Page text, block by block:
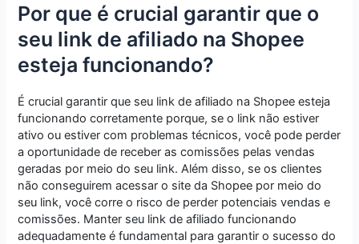
Por que é crucial garantir que o
seu link de afiliado na Shopee
esteja funcionando?
É crucial garantir que seu link de afiliado na Shopee esteja
funcionando corretamente porque, se o link não estiver
ativo ou estiver com problemas técnicos, você pode perder
a oportunidade de receber as comissões pelas vendas
geradas por meio do seu link. Além disso, se os clientes
não conseguirem acessar o site da Shopee por meio do
seu link, você corre o risco de perder potenciais vendas e
comissões. Manter seu link de afiliado funcionando
adequadamente é fundamental para garantir o sucesso do